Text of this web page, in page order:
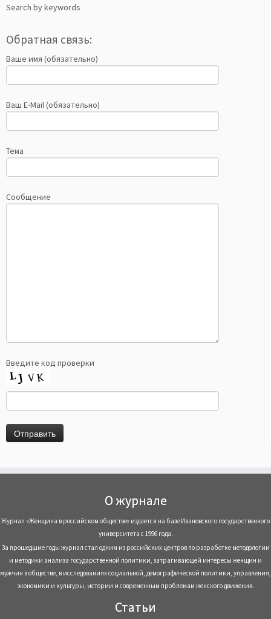
Search by keywords
Обратная связь:
Ваше имя (обязательно)
Ваш E-Mail (обязательно)
Тема
Сообщение
Введите код проверки
О журнале
Журнал «Женщина в российском обществе» издается на базе Ивановского государственного
университета с 1996 года.
За прошедшие годы журнал стал одним из российских центров по разработке методологии
и методики анализа государственной политики, затрагивающей интересы женщин и
мужчин в обществе, в исследованиях социальной, демографической политики, управления,
экономики и культуры, истории и современным проблемам женского движения.
Статьи